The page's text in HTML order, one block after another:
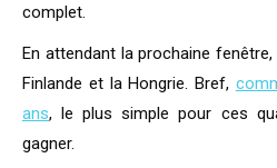
complet.
En attendant la prochaine
Finlande et la Hongrie. Bref,
ans, le plus simple pour ces
gagner.